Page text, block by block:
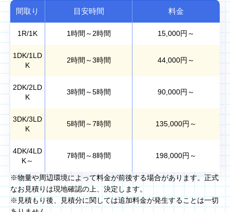
間取り 目安時間 料金
1R/1K 1時間～2時間 15,000円～
1DK/1LD
K
2時間～3時間 44,000円～
2DK/2LD
K
3時間～5時間 90,000円～
3DK/3LD
K
5時間～7時間 135,000円～
4DK/4LD
K～
7時間～8時間 198,000円～
※物量や周辺環境によって料金が前後する場合があります。正式
なお見積りは現地確認の上、決定します。
※見積もり後、見積分に関しては追加料金が発生することは一切